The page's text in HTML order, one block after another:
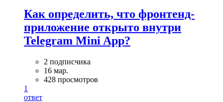
Как определить, что фронтенд-
приложение открыто внутри
Telegram Mini App?
2 подписчика
16 мар.
428 просмотров
1
ответ